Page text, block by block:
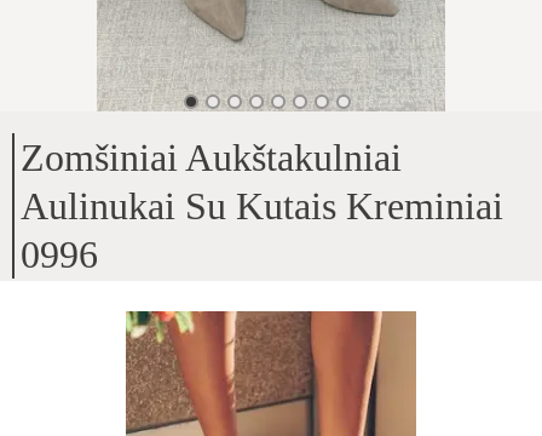
Zomšiniai Aukštakulniai
Aulinukai Su Kutais Kreminiai
0996
Viršus - Natūrali versta oda;
Viduje - natūrali oda + įsiūta tekstilė viduje;
Kulno aukštis - 5.5cm
Patogus bei stilingi batai